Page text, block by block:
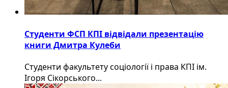
Студенти ФСП КПІ відвідали презентацію
книги Дмитра Кулеби
Студенти факультету соціології і права КПІ ім.
Ігоря Сікорського...